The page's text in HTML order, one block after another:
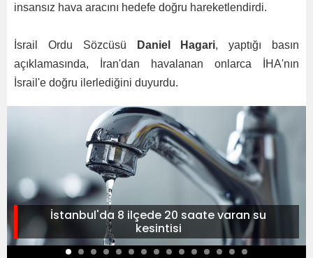
insansız hava aracını hedefe doğru hareketlendirdi.
İsrail Ordu Sözcüsü Daniel Hagari, yaptığı basın
açıklamasında, İran'dan havalanan onlarca İHA'nın
İsrail'e doğru ilerlediğini duyurdu.
İstanbul'da 8 ilçede 20 saate varan su
kesintisi